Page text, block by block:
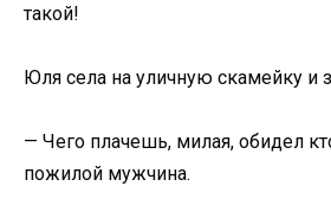
такой!
Юля села на уличную скамейку и
— Чего плачешь, милая, обидел
пожилой мужчина.